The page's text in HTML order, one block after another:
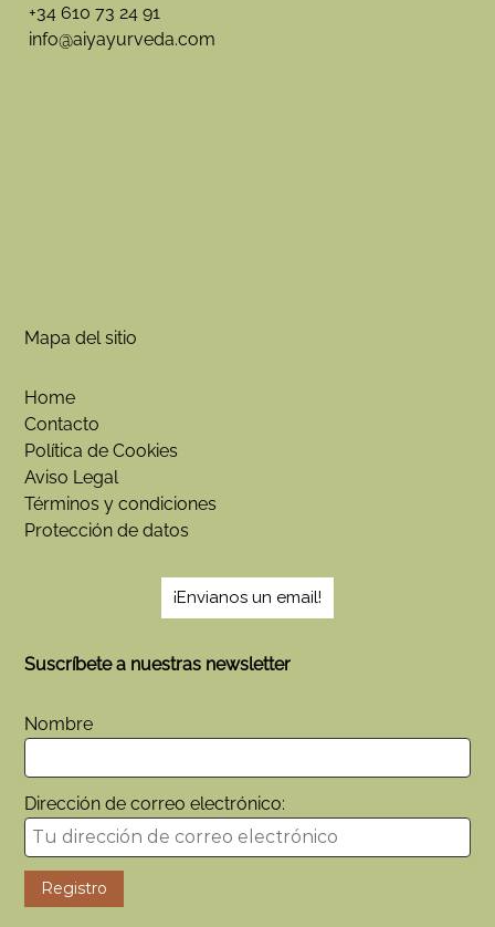
+34 610 73 24 91
info@aiyayurveda.com
Mapa del sitio
Home
Contacto
Política de Cookies
Aviso Legal
Términos y condiciones
Protección de datos
¡Envianos un email!
Suscríbete a nuestras newsletter
Nombre
Dirección de correo electrónico: